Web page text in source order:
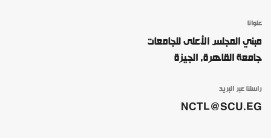
عنوانا
مبني المجلس الأعلى للجامعات
جامعة القاهرة, الجيزة
راسلنا عبر البريد
NCTL@SCU.EG